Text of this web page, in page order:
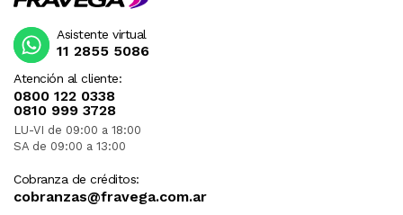
Atención al cliente:
0800 122 0338
0810 999 3728
LU-VI de 09:00 a 18:00
SA de 09:00 a 13:00
Cobranza de créditos:
cobranzas@fravega.com.ar
Asistente virtual
11 2855 5086